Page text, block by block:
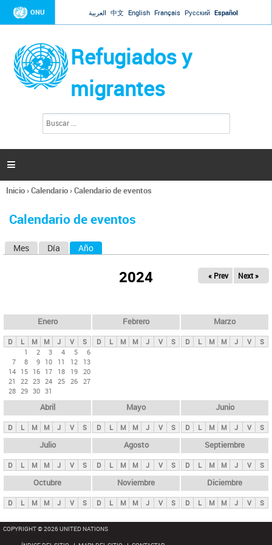
Jump to navigation
ONU العربية 中文 English Français Русский Español
Refugiados y
migrantes
l
d
s

Se
usted
Inicio›Calendario›Calendario de eventos
Calendario de eventos
s
p
n
i
p
a
l
s
Mes Día Año
2024 « Prev Next »
Enero
D L M M J V
S
1
2 3 4 5
6
7
8 9 10 11 12
13
14 15 16 17 18 19 20
21
22 23 24 25 26 27
28 29 30 31
Febrero
D L M M J V S
Marzo
D L M M J V S
Abril
D L M M J V S
Mayo
D L M M J V S
Junio
D L M M J V S
Julio
D L M M J V S
Agosto
D L M M J V S
Septiembre
D L M M J V S
Octubre
D L M M J V S
Noviembre
D L M M J V S
Diciembre
D L M M J V S
COPYRIGHT © 2026 UNITED NATIONS